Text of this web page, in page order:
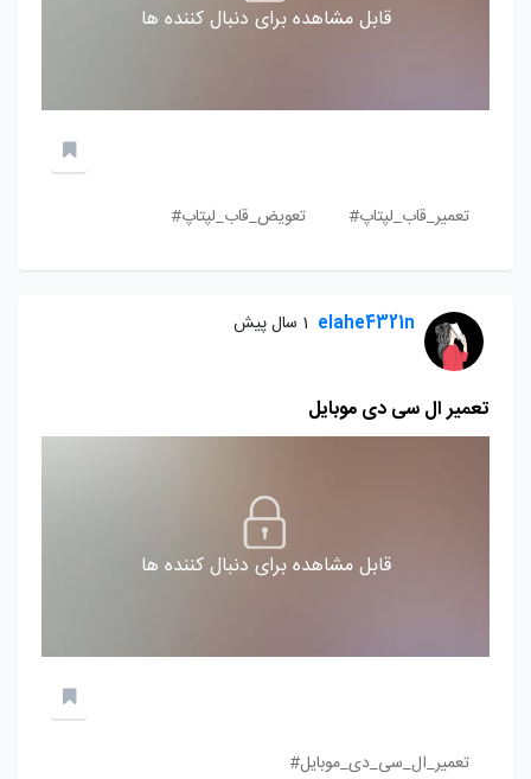
قابل مشاهده برای دنبال کننده ها
تعمیر_قاب_لپتاپ# تعویض_قاب_لپتاپ#
elahe4321n 1 سال پیش
تعمیر ال سی دی موبایل
قابل مشاهده برای دنبال کننده ها
تعمیر_ال_سی_دی_موبایل#